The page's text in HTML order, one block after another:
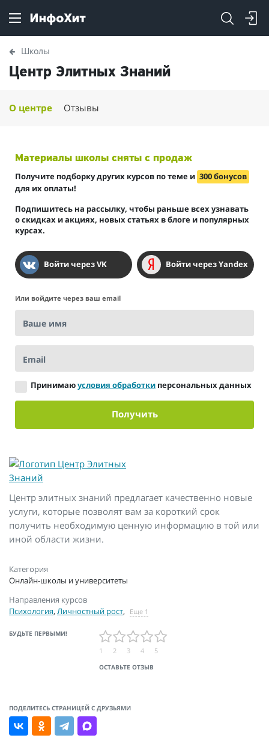
Школы
Центр Элитных Знаний
О центре Отзывы
Центр элитных знаний предлагает качественно новые
услуги, которые позволят вам за короткий срок
получить необходимую ценную информацию в той или
иной области жизни.
Категория
Онлайн-школы и университеты
Направления курсов
Психология,Личностный рост, Еще 1
БУДЬТЕ ПЕРВЫМИ!
ОСТАВЬТЕ ОТЗЫВ
1 2 3 4 5
ПОДЕЛИТЕСЬ СТРАНИЦЕЙ С ДРУЗЬЯМИ
Материалы школы сняты с продаж
Получите подборку других курсов по теме и 300 бонусов
для их оплаты!
Подпишитесь на рассылку, чтобы раньше всех узнавать
о скидках и акциях, новых статьях в блоге и популярных
курсах.
Войти через VK Войти через Yandex
Или войдите через ваш email
Ваше имя
Email
Принимаюусловия обработки персональных данных
Получить